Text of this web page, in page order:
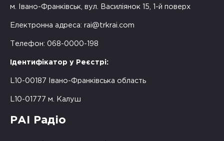
м. Івано-Франківськ, вул. Василіянок 15, 1-й поверх
Електронна адреса: rai@trkrai.com
Телефон: 068-0000-198
Ідентифікатор у Реєстрі:
L10-00187 Івано-Франківська область
L10-01777 м. Калуш
РАІ Радіо